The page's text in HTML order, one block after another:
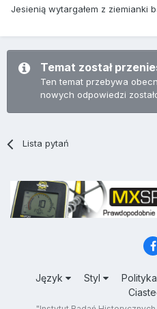
Jesienią wytargałem z ziemianki
Temat został
Ten temat przebywa
nowych odpowiedzi
Lista pytań
Język Styl